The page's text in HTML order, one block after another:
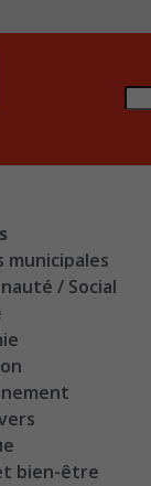
municipales
/ Social
bien-être